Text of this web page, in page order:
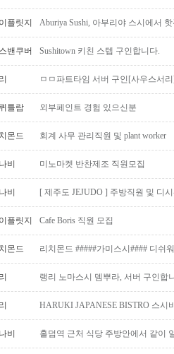
플릿지 Aburiya Sushi, 아부리야 스시에서
밴쿠버 Sushitown 키친 스텝 구인합니다.
ㅁㅁ파트타임 서버 구인[사우스서
틀람 외부페인트 경험 있으신분
몬드 회계 사무 관리직원 및 plant worker
비 미노마켓 반찬제조 직원모집
비 [ 제주도 JEJUDO ] 주방직원 및 디
플릿지 Cafe Boris 직원 모집
몬드 리치몬드 #####가미스시#### 디쉬
랭리 노마스시 뎀뿌라, 서버 구인합
HARUKI JAPANESE BISTRO 스시
비 홀덤역 근처 식당 주방안에서 같이